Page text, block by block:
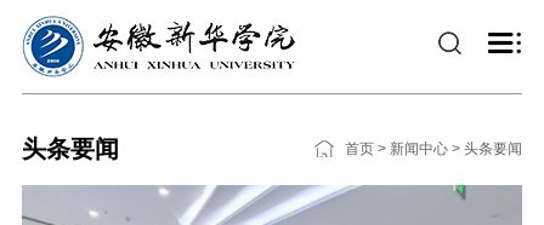
头条要闻 首页 > 新闻中心 >头条要闻